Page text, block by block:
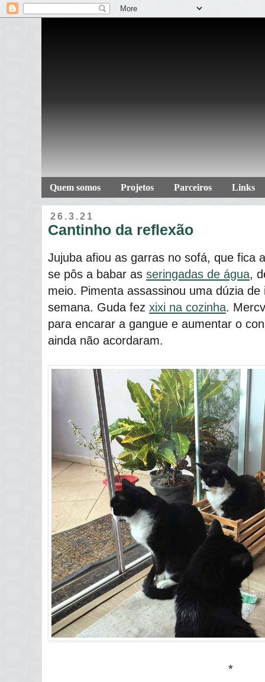
Quem somos Projetos Parceiros Links
26.3.21
Cantinho da reflexão
Jujuba afiou as garras no sofá, que fica
se pôs a babar as seringadas de água,
meio. Pimenta assassinou uma dúzia
semana. Guda fez xixi na cozinha.
para encarar a gangue e aumentar o
ainda não acordaram.
*